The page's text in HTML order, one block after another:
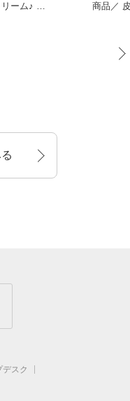
ム♪ 飲
商品／ 皮脂テカリや毛穴が気にな
デスク